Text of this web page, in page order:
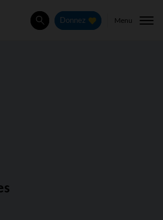
Rechercher
Donnez Menu